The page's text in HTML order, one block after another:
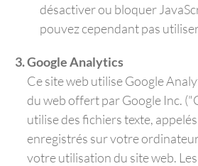
désactiver ou bloquer
pouvez cependant pas
Google Analytics
Ce site web utilise Google
du web offert par Google Inc.
utilise des fichiers texte,
enregistrés sur votre
votre utilisation du site web.